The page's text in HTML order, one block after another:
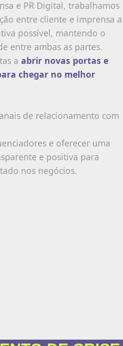
e PR Digital, trabalhamos
entre cliente e imprensa a
possível, mantendo o
entre ambas as partes.
a abrir novas portas e
chegar no melhor
de relacionamento com
e oferecer uma
e positiva para
nos negócios.